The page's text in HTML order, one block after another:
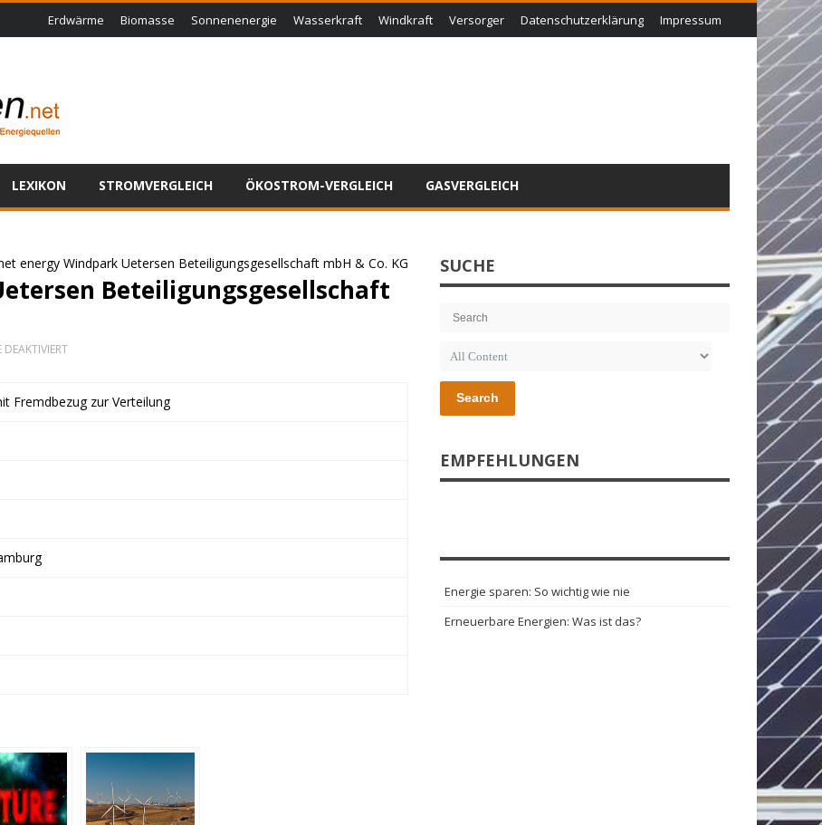
Erdwärme Biomasse Sonnenenergie Wasserkraft Windkraft Versorger Datenschutzerklärung Impressum
LEXIKON STROMVERGLEICH ÖKOSTROM-VERGLEICH GASVERGLEICH
energy Windpark Uetersen Beteiligungsgesellschaft mbH & Co. KG
Beteiligungsgesellschaft
FÜR
UETERSEN
Fremdbezug zur Verteilung
SUCHE
Search
EMPFEHLUNGEN
Energie sparen: So wichtig wie nie
Erneuerbare Energien: Was ist das?